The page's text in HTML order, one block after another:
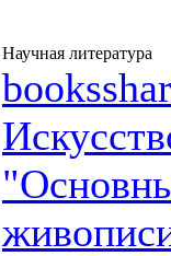
Научная литература